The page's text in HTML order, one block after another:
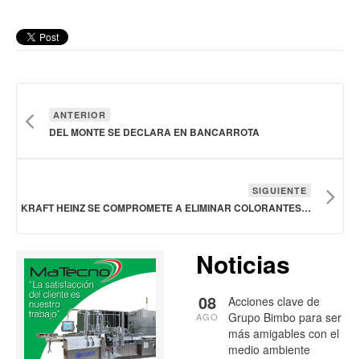
ANTERIOR
DEL MONTE SE DECLARA EN BANCARROTA
SIGUIENTE
KRAFT HEINZ SE COMPROMETE A ELIMINAR COLORANTES FD&C DE SU CARTERA ESTADOUNIDENSE
Noticias
Acciones clave de
Grupo Bimbo para ser
más amigables con el
medio ambiente
08
AGO